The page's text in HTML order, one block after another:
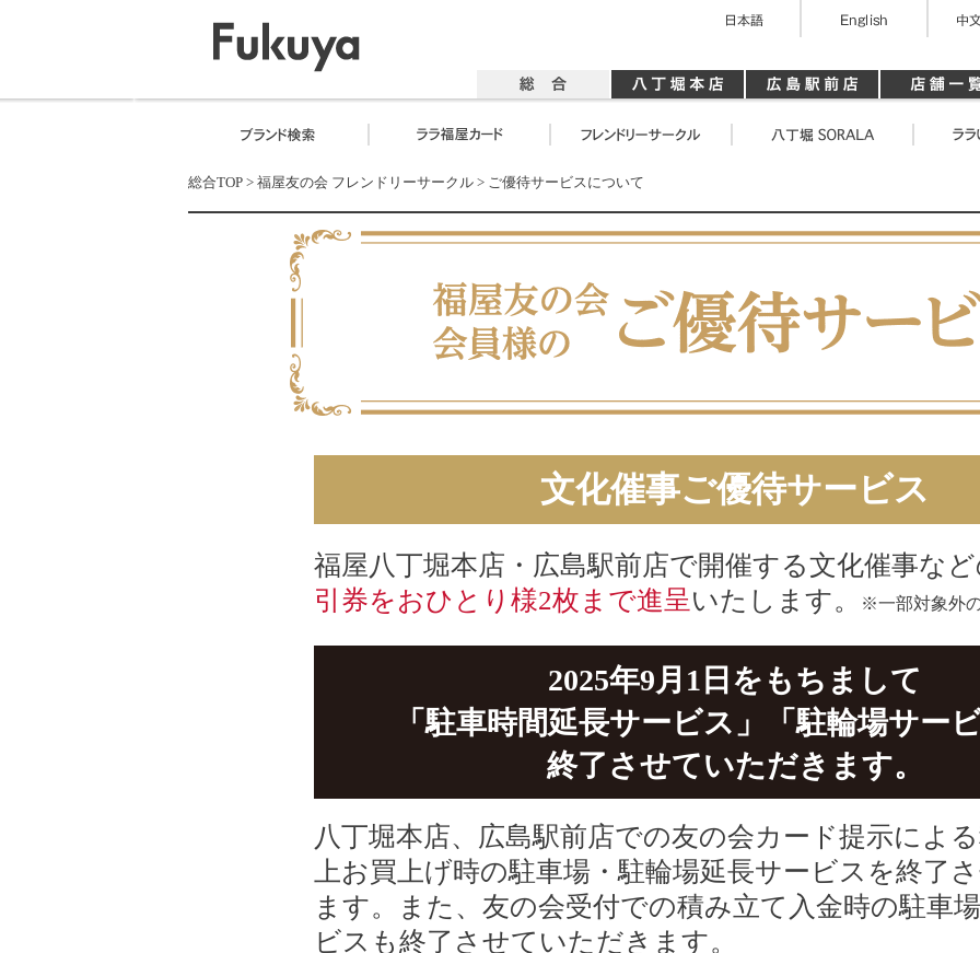
総合TOP > 福屋友の会 フレンドリーサークル > ご優待サービスについて
文化催事ご優待サービス
福屋八丁堀本店・広島駅前店で開催する文化催事など
引券をおひとり様2枚まで進呈いたします。 ※一部対象外
2025年9月1日をもちまして
「駐車時間延長サービス」「駐輪場サー
終了させていただきます。
八丁堀本店、広島駅前店での友の会カード提示によ
上お買上げ時の駐車場・駐輪場延長サービスを終了
ます。また、友の会受付での積み立て入金時の駐車
ビスも終了させていただきます。